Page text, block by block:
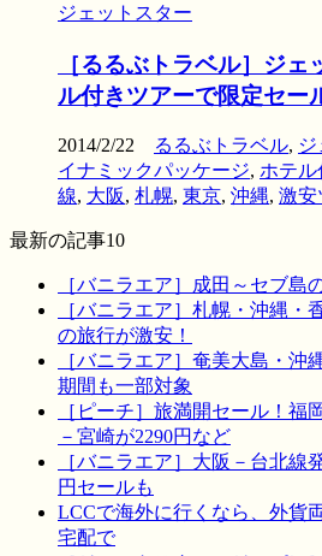
ジェットスター
［るるぶトラベル］ジ
ル付きツアーで限定セー
2014/2/22 るるぶトラベル,
イナミックパッケージ, ホテル
線, 大阪, 札幌, 東京, 沖縄, 激安
最新の記事10
［バニラエア］成田～セブ島
［バニラエア］札幌・沖縄・
の旅行が激安！
［バニラエア］奄美大島・沖
期間も一部対象
［ピーチ］旅満開セール！福
－宮崎が2290円など
［バニラエア］大阪－台北線
円セールも
LCCで海外に行くなら、外貨
宅配で